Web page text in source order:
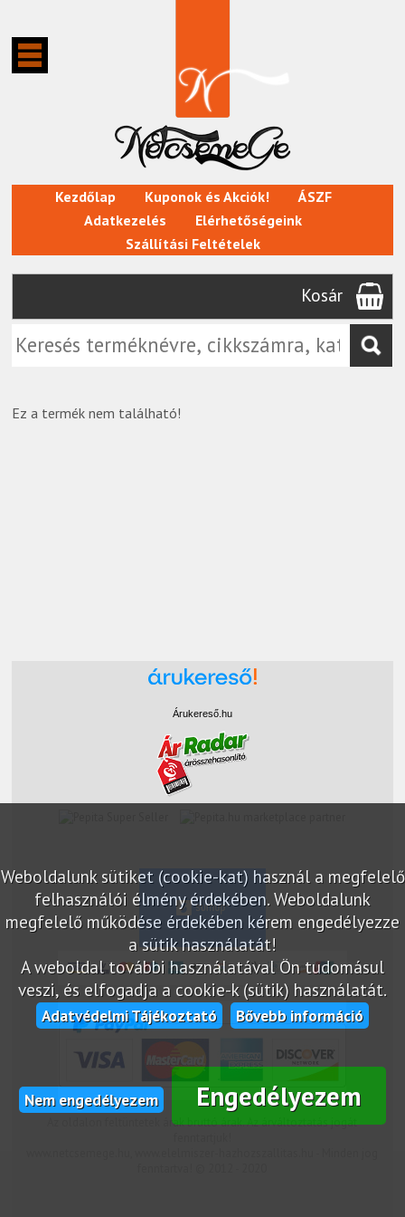
Kezdőlap Kuponok és Akciók!
ÁSZF
Adatkezelés
Elérhetőségeink
Szállítási Feltételek
Kosár
Ez a termék nem található!
Weboldalunk sütiket (cookie-kat) használ a megfelelő
felhasználói élmény érdekében. Weboldalunk
megfelelő működése érdekében kérem engedélyezze
a sütik használatát!
A weboldal további használatával Ön tudomásul
veszi, és elfogadja a cookie-k (sütik) használatát.
Adatvédelmi Tájékoztató Bővebb információ
Nem engedélyezem Engedélyezem
Árukereső.hu
Az oldalon feltüntetek árak bruttó árak. Az árváltoztatás jogát